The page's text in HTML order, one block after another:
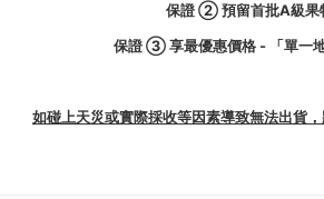
保證②預留首批A級果
保證③ 享最優惠價格 - 「單一地
如碰上天災或實際採收等因素導致無法出貨